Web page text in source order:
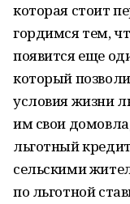
которая стоит
гордимся тем,
появится еще
который
условия жизни
им свои
льготный
сельскими
по льготной